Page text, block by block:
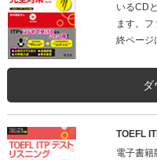
いるCD
ます。
終ページ
ダ
TOEFL
電子書籍